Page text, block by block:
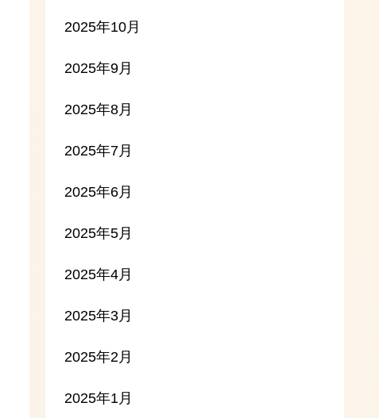
2025年10月
2025年9月
2025年8月
2025年7月
2025年6月
2025年5月
2025年4月
2025年3月
2025年2月
2025年1月